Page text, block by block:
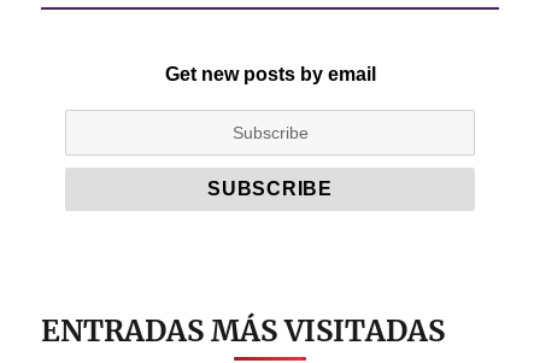
Get new posts by email
ENTRADAS MÁS VISITADAS